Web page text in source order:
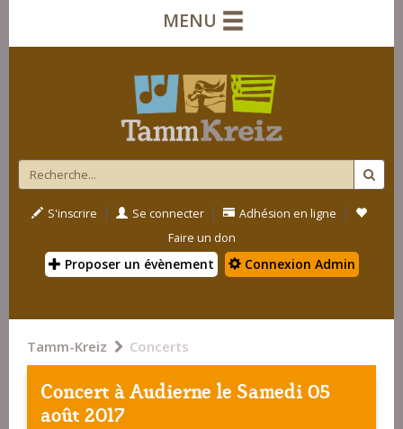
MENU
S'inscrire | Se connecter | Adhésion en ligne |
Faire un don
Proposer un évènement Connexion Admin
Tamm-Kreiz Concerts
Concert àAudierne le Samedi 05
août 2017